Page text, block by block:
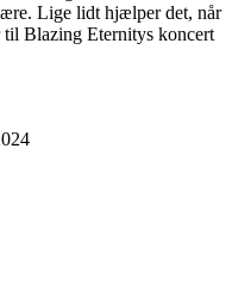
Lige lidt hjælper det, når
til Blazing Eternitys koncert